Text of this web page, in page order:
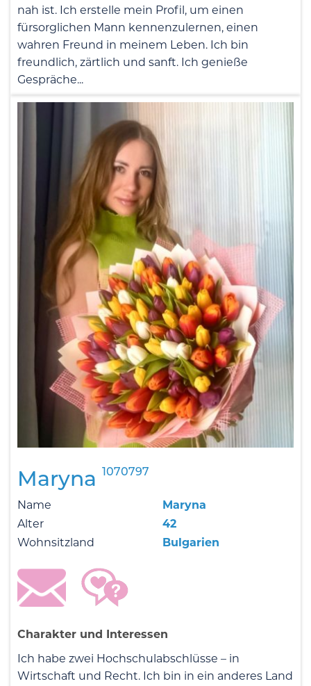
nah ist. Ich erstelle mein Profil, um einen
fürsorglichen Mann kennenzulernen, einen
wahren Freund in meinem Leben. Ich bin
freundlich, zärtlich und sanft. Ich genieße
Gespräche...
Maryna 1070797
Name
Maryna
Alter
42
Wohnsitzland
Bulgarien
Charakter und Interessen
Ich habe zwei Hochschulabschlüsse – in
Wirtschaft und Recht. Ich bin in ein anderes Land